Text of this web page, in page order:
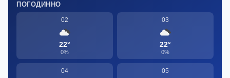
ПОГОДИННО
02
22°
0%
03
22°
0%
04 05